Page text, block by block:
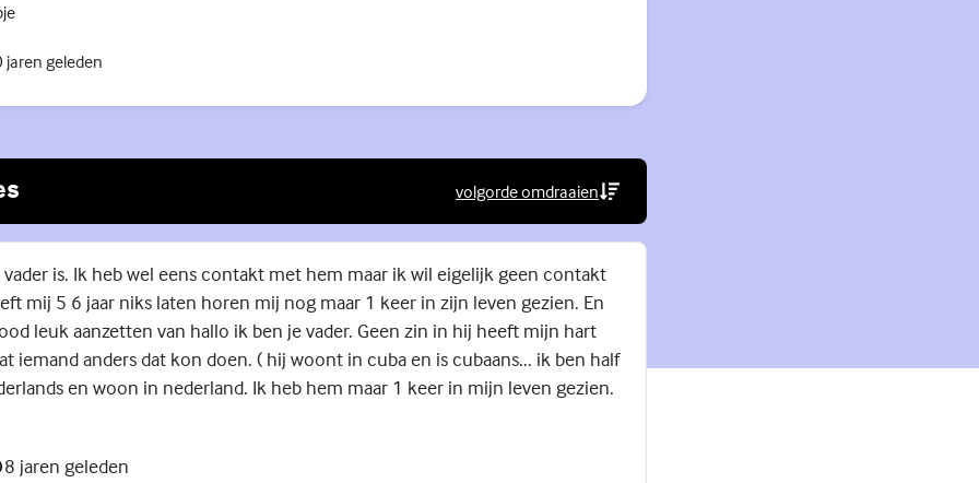
jaren geleden
volgorde omdraaien
(Externe link)
is. Ik heb wel eens contakt met hem maar ik wil eigelijk geen contakt
mij 5 6 jaar niks laten horen mij nog maar 1 keer in zijn leven gezien. En
leuk aanzetten van hallo ik ben je vader. Geen zin in hij heeft mijn hart
iemand anders dat kon doen. ( hij woont in cuba en is cubaans... ik ben half
en woon in nederland. Ik heb hem maar 1 keer in mijn leven gezien.
8 jaren geleden